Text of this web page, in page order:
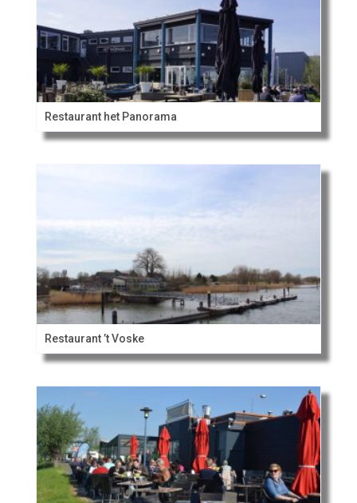
Restaurant het Panorama
Restaurant ’t Voske